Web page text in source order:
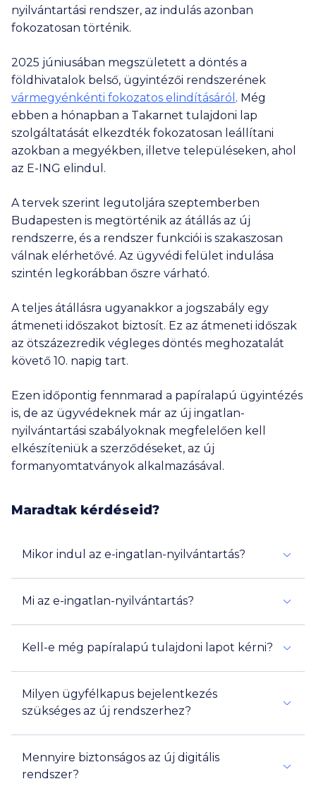
nyilvántartási rendszer, az indulás azonban
fokozatosan történik.
2025 júniusában megszületett a döntés a
földhivatalok belső, ügyintézői rendszerének
vármegyénkénti fokozatos elindításáról . Még
ebben a hónapban a Takarnet tulajdoni lap
szolgáltatását elkezdték fokozatosan leállítani
azokban a megyékben, illetve településeken, ahol
az E-ING elindul.
A tervek szerint legutoljára szeptemberben
Budapesten is megtörténik az átállás az új
rendszerre, és a rendszer funkciói is szakaszosan
válnak elérhetővé. Az ügyvédi felület indulása
szintén legkorábban őszre várható.
A teljes átállásra ugyanakkor a jogszabály egy
átmeneti időszakot biztosít. Ez az átmeneti időszak
az ötszázezredik végleges döntés meghozatalát
követő 10. napig tart.
Ezen időpontig fennmarad a papíralapú ügyintézés
is, de az ügyvédeknek már az új ingatlan-
nyilvántartási szabályoknak megfelelően kell
elkészíteniük a szerződéseket, az új
formanyomtatványok alkalmazásával.
Maradtak kérdéseid?
Mikor indul az e-ingatlan-nyilvántartás?
Mi az e-ingatlan-nyilvántartás?
Kell-e még papíralapú tulajdoni lapot kérni?
Milyen ügyfélkapus bejelentkezés
szükséges az új rendszerhez?
Mennyire biztonságos az új digitális
rendszer?